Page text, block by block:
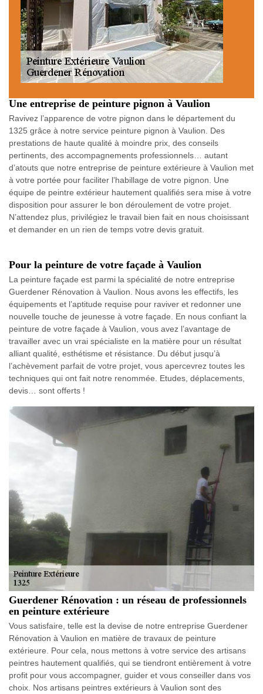
Une entreprise de peinture pignon à Vaulion
Ravivez l’apparence de votre pignon dans le département du
1325 grâce à notre service peinture pignon à Vaulion. Des
prestations de haute qualité à moindre prix, des conseils
pertinents, des accompagnements professionnels… autant
d’atouts que notre entreprise de peinture extérieure à Vaulion met
à votre portée pour faciliter l’habillage de votre pignon. Une
équipe de peintre extérieur hautement qualifiés sera mise à votre
disposition pour assurer le bon déroulement de votre projet.
N’attendez plus, privilégiez le travail bien fait en nous choisissant
et demander en un rien de temps votre devis gratuit.
Pour la peinture de votre façade à Vaulion
La peinture façade est parmi la spécialité de notre entreprise
Guerdener Rénovation à Vaulion. Nous avons les effectifs, les
équipements et l’aptitude requise pour raviver et redonner une
nouvelle touche de jeunesse à votre façade. En nous confiant la
peinture de votre façade à Vaulion, vous avez l’avantage de
travailler avec un vrai spécialiste en la matière pour un résultat
alliant qualité, esthétisme et résistance. Du début jusqu’à
l’achèvement parfait de votre projet, vous apercevrez toutes les
techniques qui ont fait notre renommée. Etudes, déplacements,
devis… sont offerts !
Guerdener Rénovation : un réseau de professionnels
en peinture extérieure
Vous satisfaire, telle est la devise de notre entreprise Guerdener
Rénovation à Vaulion en matière de travaux de peinture
extérieure. Pour cela, nous mettons à votre service des artisans
peintres hautement qualifiés, qui se tiendront entièrement à votre
profit pour vous accompagner, guider et vous conseiller dans vos
choix. Nos artisans peintres extérieurs à Vaulion sont des